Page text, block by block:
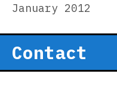
January 2012
Contact